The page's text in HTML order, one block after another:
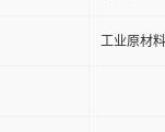
工业原材